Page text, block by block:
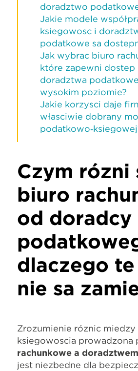
doradztwo
Jakie modele
księgowość i
podatkowe są
Jak wybrać biuro
które zapewni dostęp
doradztwa
wysokim poziomie?
Jakie korzyści daje
właściwie dobrany
Czym różni
biuro
od doradcy
dlaczego
nie są
Zrozumienie różnic między
księgowością prowadzoną
rachunkowe a
jest niezbędne dla